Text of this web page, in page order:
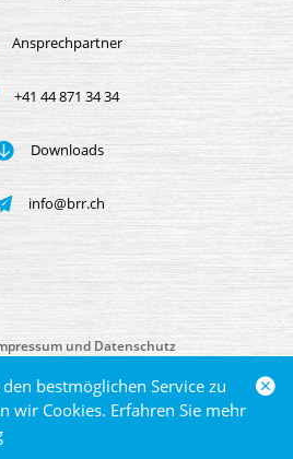
bestmöglichen Service zu
wir Cookies. Erfahren Sie mehr
Ansprechpartner
+41 44 871 34 34
Downloads
info@brr.ch
Rüegger Metals AG
und Datenschutz
by polynorm